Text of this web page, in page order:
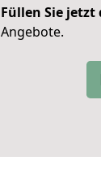
Füllen Sie jetzt
Angebote.